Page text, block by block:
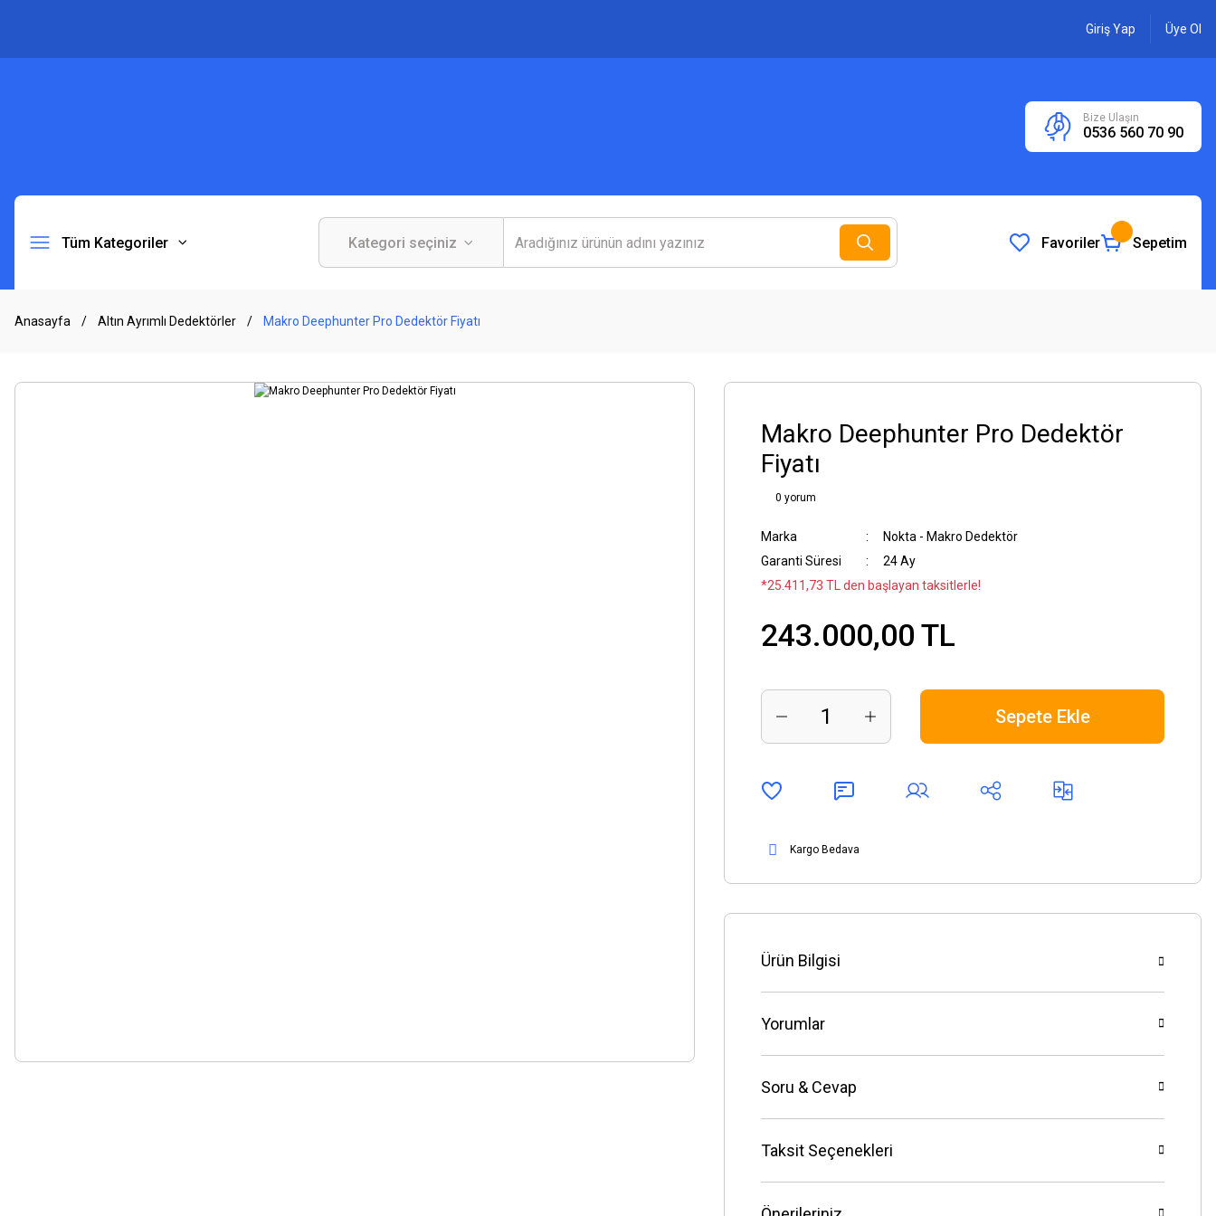
Giriş Yap Üye Ol
Bize Ulaşın
0536 560 70 90
Tüm Kategoriler Favoriler Sepetim
Anasayfa Altın Ayrımlı Dedektörler Makro Deephunter Pro Dedektör Fiyatı
Makro Deephunter Pro Dedektör
Fiyatı
0 yorum
Marka
Nokta - Makro Dedektör
Garanti Süresi
24 Ay
*25.411,73 TL den başlayan taksitlerle!
243.000,00 TL
Sepete Ekle
Kargo Bedava
Ürün Bilgisi
Yorumlar
Soru & Cevap
Taksit Seçenekleri